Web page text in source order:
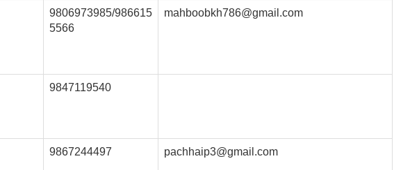
9806973985/986615
5566
mahboobkh786@gmail.com
9847119540
9867244497 pachhaip3@gmail.com